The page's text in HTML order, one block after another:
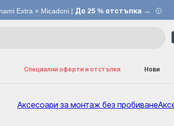
Extra × Micadoni | До 25 % отстъпка →
Специални оферти и отстъпки Нови
Аксесоари за монтаж без пробиване